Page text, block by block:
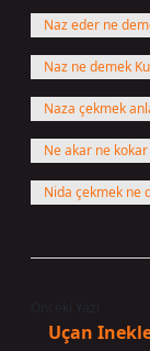
Naz eder ne
Naz ne demek
Naza çekmek
Ne akar ne
Nida çekmek ne
Uçan